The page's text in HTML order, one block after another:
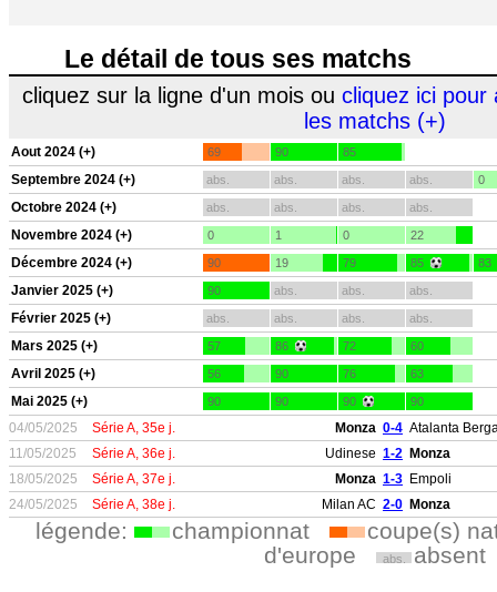
Le détail de tous ses matchs
cliquez sur la ligne d'un mois ou cliquez ici pour
les matchs (+)
Aout 2024 (+) 69 90 85
Septembre 2024 (+) abs. abs. abs. abs. 0
Octobre 2024 (+) abs. abs. abs. abs.
Novembre 2024 (+) 0 1 0 22
Décembre 2024 (+) 90 19 79 85 83
Janvier 2025 (+) 90 abs. abs. abs.
Février 2025 (+) abs. abs. abs. abs.
Mars 2025 (+) 57 86 72 60
Avril 2025 (+) 56 90 76 63
Mai 2025 (+) 90 90 90 90
04/05/2025 Série A, 35e j. Monza 0-4 Atalanta
11/05/2025
Série A, 36e j. Udinese 1-2 Monza
18/05/2025
Série A, 37e j. Monza 1-3 Empoli
24/05/2025
Série A, 38e j. Milan AC 2-0 Monza
légende: championnat
coupe(s)
d'europe
abs. absent